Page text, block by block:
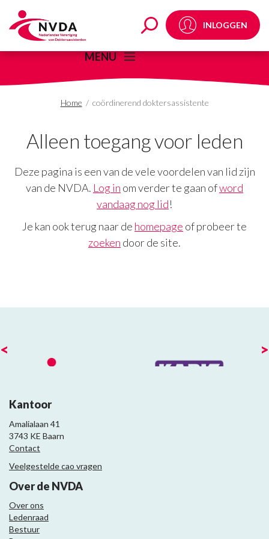
coördinerend INLOGGEN
MENU
Home / coördinerend doktersassistente
Alleen toegang voor leden
Deze pagina is een van de vele voordelen van lid zijn
van de NVDA. Log in om verder te gaan ofword
vandaag nog lid!
Je kan ook terug naar de homepage of probeer te
zoeken door de site.
< >
Kantoor
Amalialaan 41
3743 KE Baarn
Contact
Veelgestelde cao vragen
Over de NVDA
Over ons
Ledenraad
Bestuur